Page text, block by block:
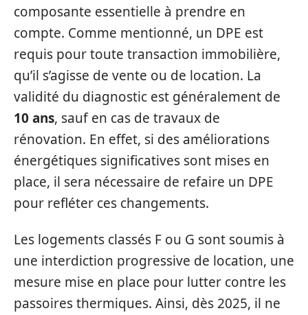
composante essentielle à prendre en
compte. Comme mentionné, un DPE est
requis pour toute transaction immobilière,
qu’il s’agisse de vente ou de location. La
validité du diagnostic est généralement de
10 ans, sauf en cas de travaux de
rénovation. En effet, si des améliorations
énergétiques significatives sont mises en
place, il sera nécessaire de refaire un DPE
pour refléter ces changements.
Les logements classés F ou G sont soumis à
une interdiction progressive de location, une
mesure mise en place pour lutter contre les
passoires thermiques. Ainsi, dès 2025, il ne